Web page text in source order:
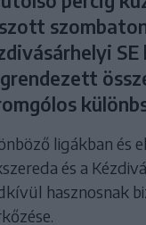
ligákban és
és a
hasznosnak